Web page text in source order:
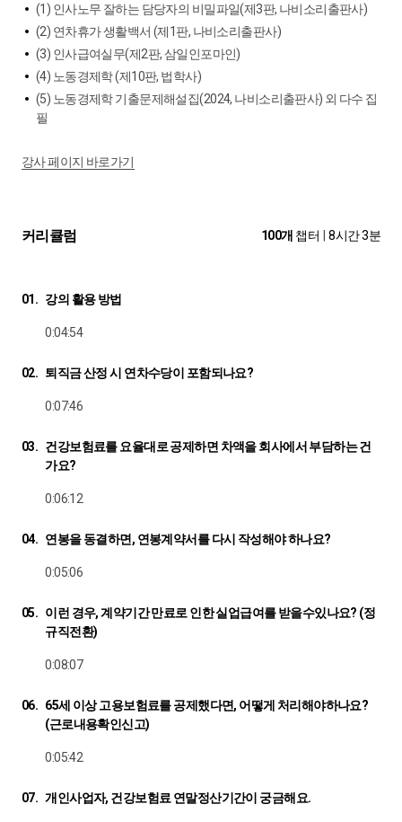
(1) 인사노무 잘하는 담당자의 비밀파일(제3판, 나비소리출판사)
(2) 연차휴가 생활백서 (제1판, 나비소리출판사)
(3) 인사급여실무(제2판, 삼일인포마인)
(4) 노동경제학 (제10판, 법학사)
(5) 노동경제학 기출문제해설집(2024, 나비소리출판사) 외 다수 집
필
강사 페이지 바로가기
커리큘럼 100개 챕터 8시간 3분
01. 강의 활용 방법
0:04:54
02. 퇴직금 산정 시 연차수당이 포함되나요?
0:07:46
03. 건강보험료를 요율대로 공제하면 차액을 회사에서 부담하는 건
가요?
0:06:12
04. 연봉을 동결하면, 연봉계약서를 다시 작성해야 하나요?
0:05:06
05. 이런 경우, 계약기간 만료로 인한 실업급여를 받을수있나요? (정
규직전환)
0:08:07
06. 65세 이상 고용보험료를 공제했다면, 어떻게 처리해야하나요?
(근로내용확인신고)
0:05:42
07. 개인사업자, 건강보험료 연말정산기간이 궁금해요.